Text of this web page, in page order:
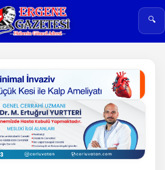
🔍